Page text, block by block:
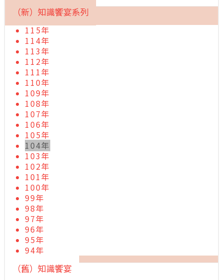
（新）知識饗宴系列
115年
114年
113年
112年
111年
110年
109年
108年
107年
106年
105年
104年
103年
102年
101年
100年
99年
98年
97年
96年
95年
94年
（舊）知識饗宴